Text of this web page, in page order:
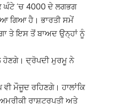
ਘੰਟੇ ‘ਚ 4000 ਦੇ ਲਗਭਗ
ਗਿਆ ਹੈ। ਭਾਰਤੀ ਸਮੇਂ
ਤੇ ਇਸ ਤੋਂ ਬਾਅਦ ਉਨ੍ਹਾਂ ਨੂੰ
ਹੋਣਗੇ। ਦ੍ਰੋਪਦੀ ਮੁਰਮੂ ਨੇ
ਮੌਜੂਦ ਰਹਿਣਗੇ। ਹਾਲਾਂਕਿ
ਰਾਸ਼ਟਰਪਤੀ ਅਤੇ